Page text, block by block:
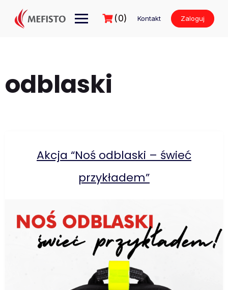
treści
(0) Kontakt Zaloguj
odblaski
Akcja “Noś odblaski – świeć
przykładem”